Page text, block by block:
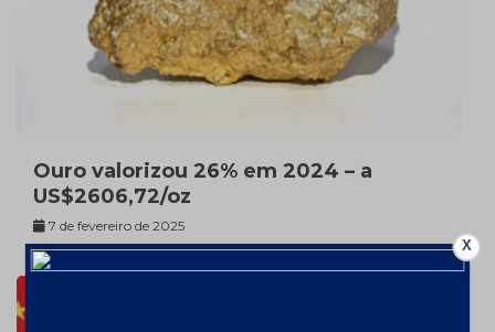
Ouro valorizou 26% em 2024 – a
US$2606,72/oz
7 de fevereiro de 2025
X